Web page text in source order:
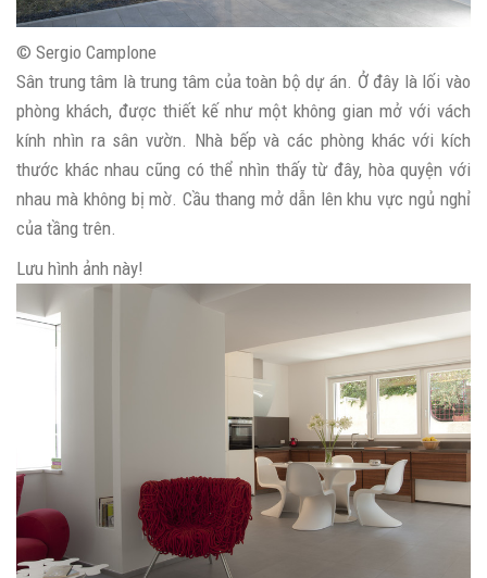
© Sergio Camplone
Sân trung tâm là trung tâm của toàn bộ dự án. Ở đây là lối vào
phòng khách, được thiết kế như một không gian mở với vách
kính nhìn ra sân vườn. Nhà bếp và các phòng khác với kích
thước khác nhau cũng có thể nhìn thấy từ đây, hòa quyện với
nhau mà không bị mờ. Cầu thang mở dẫn lên khu vực ngủ nghỉ
của tầng trên.
Lưu hình ảnh này!